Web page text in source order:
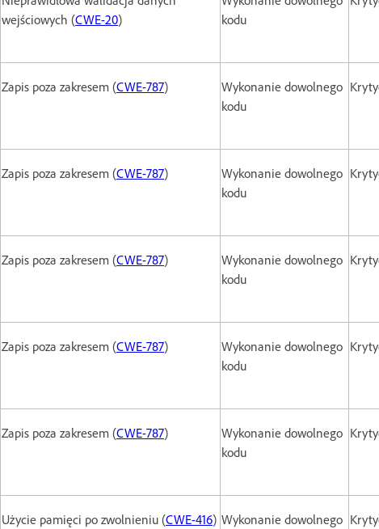
wejściowych (CWE-20)
kodu
Zapis poza zakresem (CWE-787)
Wykonanie dowolnego
kodu
Zapis poza zakresem (CWE-787)
Wykonanie dowolnego
kodu
Zapis poza zakresem (CWE-787)
Wykonanie dowolnego
kodu
Zapis poza zakresem (CWE-787)
Wykonanie dowolnego
kodu
Zapis poza zakresem (CWE-787)
Wykonanie dowolnego
kodu
Użycie pamięci po zwolnieniu (CWE-416) Wykonanie dowolnego